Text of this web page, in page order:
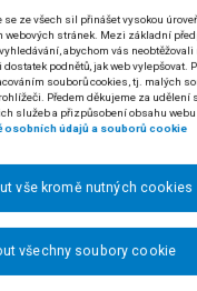
§ 6 odst. 2 zákona o
7 odst. 2 téhož zákona je
náležitostí stanov
nemůže být název
konkrétně nestanoví,
Nelze proto souhlasit s
naprosto nepřípustné
úprava
z pohledu
tedy správní
nemůže. Navíc
se ze všech sil přinášet vysokou
webových stránek. Mezi základní
abychom vás neobtěžovali
podnětů, jak web vylepšovat.
souborů cookies, tj. malých
Předem děkujeme za udělení
služeb a přizpůsobení obsahu webu
osobních údajů a souborů cookie
vše kromě nutných cookies
všechny soubory cookie